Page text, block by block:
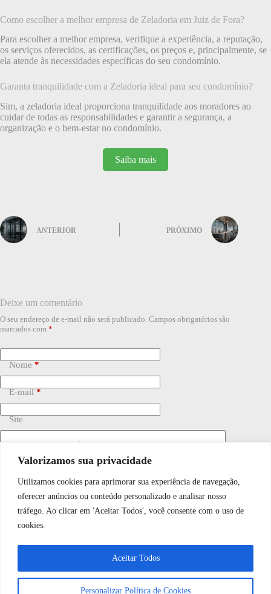
Valorizamos sua privacidade
Utilizamos cookies para aprimorar sua experiência de navegação,
oferecer anúncios ou conteúdo personalizado e analisar nosso
tráfego. Ao clicar em 'Aceitar Todos', você consente com o uso de
cookies.
Personalizar Política de Cookies
Aceitar Todos
Como escolher a melhor empresa de Zeladoria em Juiz de Fora?
Para escolher a melhor empresa, verifique a experiência, a reputação,
os serviços oferecidos, as certificações, os preços e, principalmente, se
ela atende às necessidades específicas do seu condomínio.
Garanta tranquilidade com a Zeladoria ideal para seu condomínio?
Sim, a zeladoria ideal proporciona tranquilidade aos moradores ao
cuidar de todas as responsabilidades e garantir a segurança, a
organização e o bem-estar no condomínio.
Saiba mais
ANTERIOR PRÓXIMO
Deixe um comentário
O seu endereço de e-mail não será publicado. Campos obrigatórios são
marcados com *
Nome *
E-mail *
Site
Adicionar comentário
Salvar meu nome, e-mail e site neste navegador para a
próxima vez que eu comentar.
WhatsApp JF Tech
Vamos conversar e descobrir como
podemos ajudá-lo hoje?